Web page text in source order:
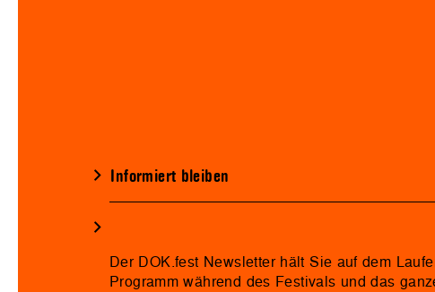
Informiert bleiben
Der DOK.fest Newsletter hält Sie auf dem
Programm während des Festivals und das